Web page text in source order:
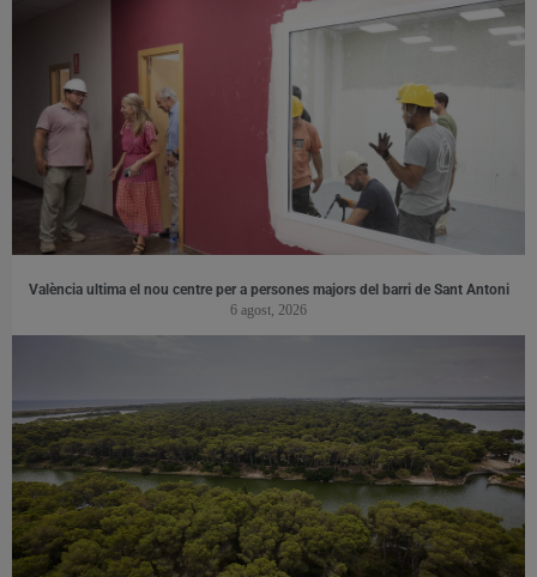
València ultima el nou centre per a persones majors del barri de Sant Antoni
6 agost, 2026